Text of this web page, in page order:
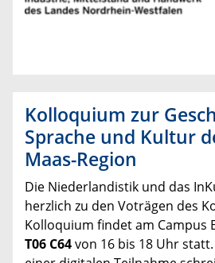
Kolloquium zur
Sprache und Kultur
Maas-Region
Die Niederlandistik und das
herzlich zu den Voträgen des
Kolloquium findet am Campus
T06 C64von 16 bis 18 Uhr